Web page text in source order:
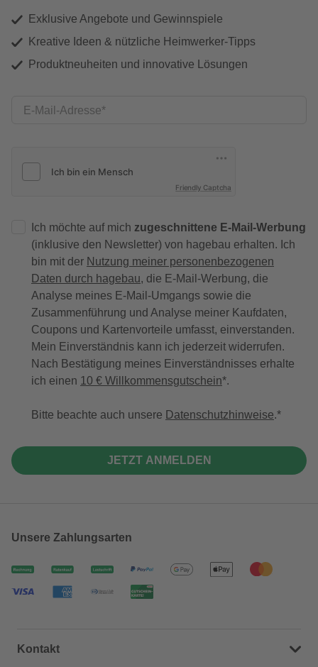
Exklusive Angebote und Gewinnspiele
Kreative Ideen & nützliche Heimwerker-Tipps
Produktneuheiten und innovative Lösungen
E-Mail-Adresse
Friendly Captcha
Ich möchte auf mich zugeschnittene E-Mail-Werbung
(inklusive den Newsletter) von hagebau erhalten. Ich
bin mit der Nutzung meiner personenbezogenen
Daten durch hagebau, die E-Mail-Werbung, die
Analyse meines E-Mail-Umgangs sowie die
Zusammenführung und Analyse meiner Kaufdaten,
Coupons und Kartenvorteile umfasst, einverstanden.
Mein Einverständnis kann ich jederzeit widerrufen.
Nach Bestätigung meines Einverständnisses erhalte
ich einen 10 € Willkommensgutschein*.
Bitte beachte auch unsere Datenschutzhinweise.
JETZT ANMELDEN
Unsere Zahlungsarten
Kontakt